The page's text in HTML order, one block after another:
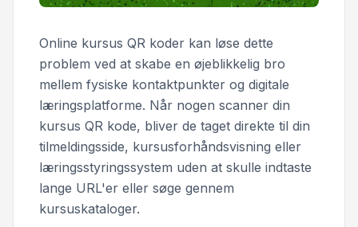
Online kursus QR koder kan løse dette
problem ved at skabe en øjeblikkelig bro
mellem fysiske kontaktpunkter og digitale
læringsplatforme. Når nogen scanner din
kursus QR kode, bliver de taget direkte til din
tilmeldingsside, kursusforhåndsvisning eller
læringsstyringssystem uden at skulle indtaste
lange URL'er eller søge gennem
kursuskataloger.